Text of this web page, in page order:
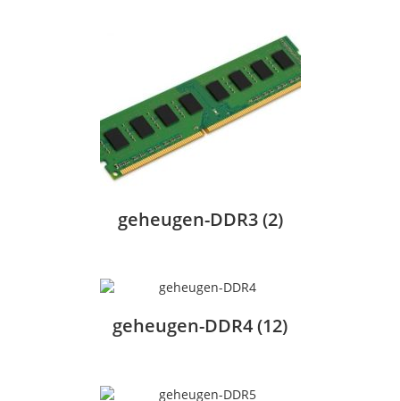
geheugen-DDR3(2)
geheugen-DDR4(12)